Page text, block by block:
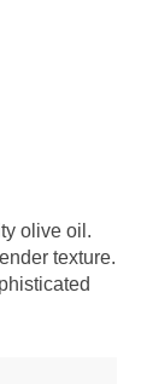
olive oil.
texture.